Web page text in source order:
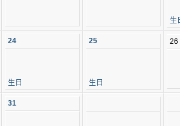
生
24
生日
25
生日
26
31